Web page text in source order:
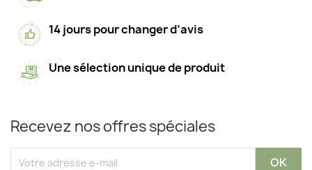
14 jours pour changer d’avis
Une sélection unique de produit
Recevez nos offres spéciales